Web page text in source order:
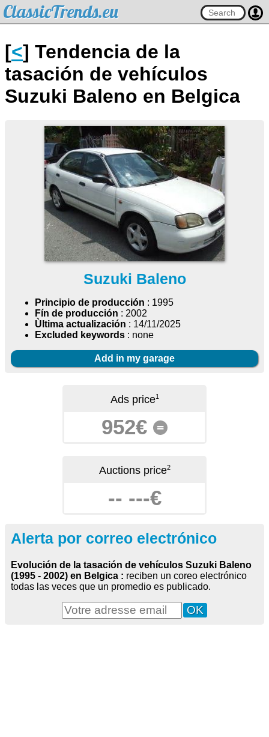
ClassicTrends.eu
[<] Tendencia de la
tasación de vehículos
Suzuki Baleno en Belgica
Suzuki Baleno
Principio de producción : 1995
Fín de producción : 2002
Ùltima actualización : 14/11/2025
Excluded keywords : none
Add in my garage
Ads price1
952€ =
Auctions price2
-- ---€
Alerta por correo electrónico
Evolución de la tasación de vehículos Suzuki Baleno
(1995 - 2002) en Belgica : reciben un coreo electrónico
todas las veces que un promedio es publicado.